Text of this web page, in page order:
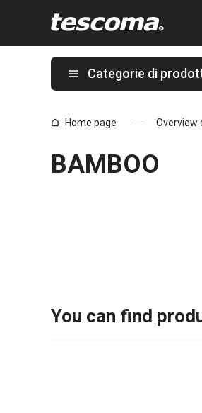
Categorie di
Home page Overview
BAMBOO
You can find